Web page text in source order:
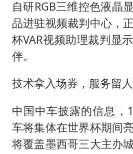
自研RGB三维控色液晶
品进驻视频裁判中心，
杯VAR视频助理裁判显
伴。
技术拿入场券，服务留人
中国中车披露的信息，
车将集体在世界杯期间
将覆盖墨西哥三大主办